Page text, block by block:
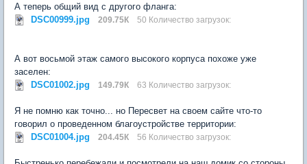
А теперь общий вид с другого фланга:
DSC00999.jpg
209.75К 50 Количество загрузок:
А вот восьмой этаж самого высокого корпуса похоже уже
заселен:
DSC01002.jpg
149.79К 63 Количество загрузок:
Я не помню как точно... но Пересвет на своем сайте что-то
говорил о проведенном благоустройстве территории:
DSC01004.jpg
204.45К 56 Количество загрузок: